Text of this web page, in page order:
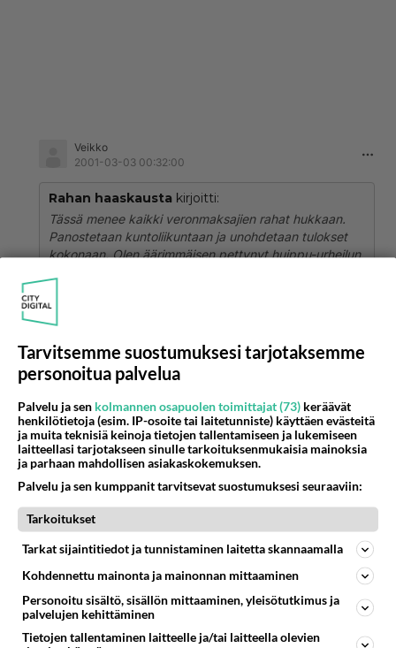
Veikko
2001-03-03 00:32:00
Rahan haaskausta kirjoitti:
Tässä menee kaikki veronmaksajien rahat hukkaan.
Panostetaan kuntoliikuntaan ja unohdetaan tulokset
kokonaan. Olen äärimmäisen pettynyt huippu-urheilun
Niin tarkkaan ottaen en ole huippu-urheilun
hyväksi mee kuin hyttysen paskan verran
kaikkeen sossuiluun ja bolsevikeille yhteiskunnan
rahat menöö.Tarkoitinkin lähinnä että kuinka
jännittävää on seurata kansainvälisellä tasolla
meidän omahyväisten paskiaisten puhdasta
huippu-urheilua niin se on silloin jännäämistä
sijoista 140 ja eteenpäin.
Äänestä
2001-03-03 12:56:00
Pahempaakin on sattunut
Rahat menee hukkaan. Mitenköhän mahtaa teidänkin
Tarvitsemme suostumuksesi tarjotaksemme
personoitua palvelua
Palvelu ja sen kolmannen osapuolen toimittajat (73) keräävät
henkilötietoja (esim. IP-osoite tai laitetunniste) käyttäen evästeitä
ja muita teknisiä keinoja tietojen tallentamiseen ja lukemiseen
laitteellasi tarjotakseen sinulle tarkoituksenmukaisia mainoksia
ja parhaan mahdollisen asiakaskokemuksen.
Palvelu ja sen kumppanit tarvitsevat suostumuksesi seuraaviin:
Tarkoitukset
Tarkat sijaintitiedot ja tunnistaminen laitetta skannaamalla
Kohdennettu mainonta ja mainonnan mittaaminen
Personoitu sisältö, sisällön mittaaminen, yleisötutkimus ja
palvelujen kehittäminen
Tietojen tallentaminen laitteelle ja/tai laitteella olevien